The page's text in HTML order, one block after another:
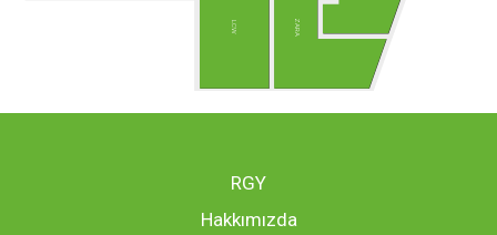
LCW ZARA
RGY
Hakkımızda